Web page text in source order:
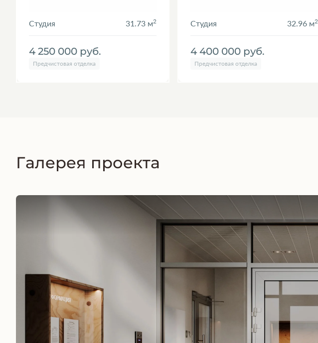
Студия 31.73 м2
4 250 000 руб.
Предчистовая отделка
Студия 32.96 м2
4 400 000 руб.
Предчистовая отделка
Галерея проекта